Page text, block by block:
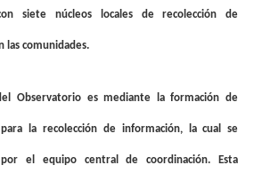
siete núcleos locales de recolección de
las comunidades.
Observatorio es mediante la formación de
para la recolección de información, la cual se
el equipo central de coordinación. Esta